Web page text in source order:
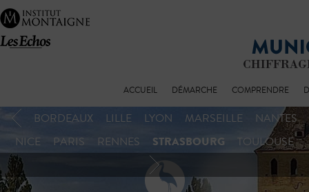
ACCUEIL DÉMARCHE COMPRENDRE
BORDEAUX LILLE LYON MARSEILLE
NANTES
NICE
PARIS RENNES STRASBOURG TOULOUSE